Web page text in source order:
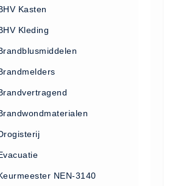
Kasten
Kleding
NEN-3140